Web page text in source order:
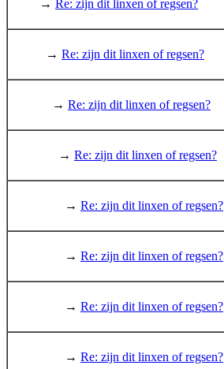
→ Re: zijn dit linxen of regsen?
→ Re: zijn dit linxen of regsen?
→ Re: zijn dit linxen of regsen?
→ Re: zijn dit linxen of regsen?
→ Re: zijn dit linxen of regsen?
→ Re: zijn dit linxen of regsen?
→ Re: zijn dit linxen of regsen?
→ Re: zijn dit linxen of regsen?